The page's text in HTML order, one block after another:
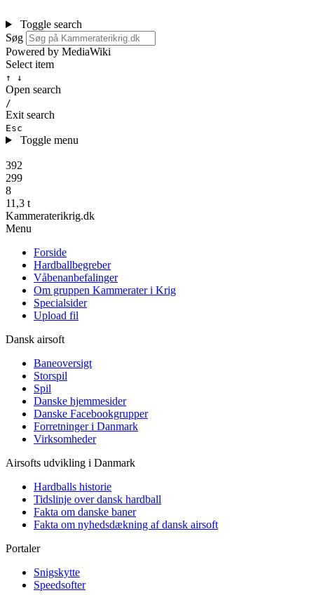
Toggle search
Søg
Powered by MediaWiki
Select item
↑ ↓
Open search
/
Exit search
Esc
Toggle menu
392
299
8
11,3 t
Kammeraterikrig.dk
Menu
Forside
Hardballbegreber
Våbenanbefalinger
Om gruppen Kammerater i Krig
Specialsider
Upload fil
Dansk airsoft
Baneoversigt
Storspil
Spil
Danske hjemmesider
Danske Facebookgrupper
Forretninger i Danmark
Virksomheder
Airsofts udvikling i Danmark
Hardballs historie
Tidslinje over dansk hardball
Fakta om danske baner
Fakta om nyhedsdækning af dansk airsoft
Portaler
Snigskytte
Speedsofter